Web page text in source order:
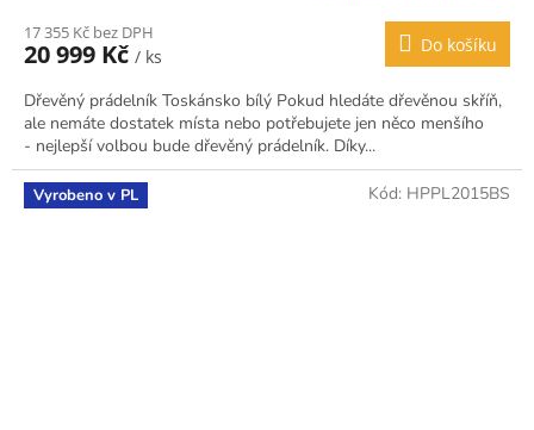
17 355 Kč bez DPH
20 999 Kč / ks
Do košíku
Dřevěný prádelník Toskánsko bílý Pokud hledáte dřevěnou skříň,
ale nemáte dostatek místa nebo potřebujete jen něco menšího
- nejlepší volbou bude dřevěný prádelník. Díky...
Vyrobeno v PL Kód: HPPL2015BS